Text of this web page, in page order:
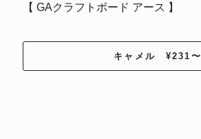
【 GAクラフトボード アース 】
キャメル ¥231〜